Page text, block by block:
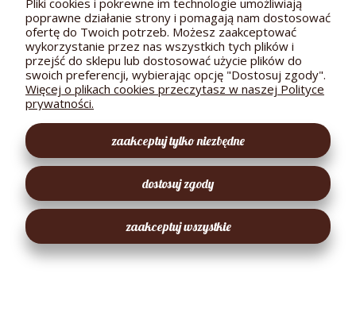
DOSTAWA I PŁATNOŚCI
MOJE KONTO
GWARANCJA I ZWROTY
EKOLOGICZNY SKLEPIK
pokaż pełną wersję strony
Pliki cookies i pokrewne im technologie umożliwiają
poprawne działanie strony i pomagają nam dostosować
ofertę do Twoich potrzeb. Możesz zaakceptować
wykorzystanie przez nas wszystkich tych plików i
przejść do sklepu lub dostosować użycie plików do
swoich preferencji, wybierając opcję "Dostosuj zgody".
Więcej o plikach cookies przeczytasz w naszej Polityce
prywatności.
zaakceptuj tylko niezbędne
dostosuj zgody
zaakceptuj wszystkie